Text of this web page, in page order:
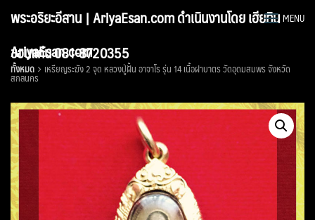
พระอริยะอีสาน | AriyaEsan.com ดำเนินงานโดย เฮียทิน
ขอนแก่น 081-8720355
MENU
AriyaEsan.com
ทั้งหมด เหรียญระฆัง 2 จุด หลวงปู่ฝั้น อาจาโร รุ่น 14 เนื้อฝาบาตร วัดอุดมสมพร จังหวัด
สกลนคร